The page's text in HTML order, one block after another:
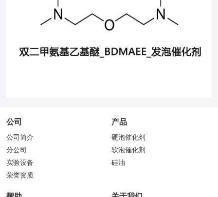
公司
公司简介
分公司
实验设备
荣誉资质
产品
硬泡催化剂
软泡催化剂
硅油